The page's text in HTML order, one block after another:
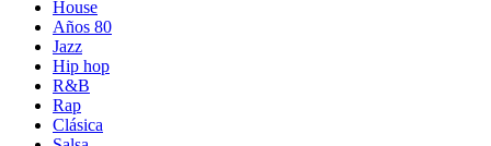
House
Años 80
Jazz
Hip hop
R&B
Rap
Clásica